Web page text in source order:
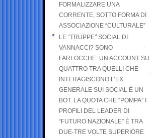
FORMALIZZARE UNA
CORRENTE, SOTTO FORMA DI
ASSOCIAZIONE “CULTURALE”
LE “TRUPPE” SOCIAL DI
VANNACCI? SONO
FARLOCCHE: UN ACCOUNT SU
QUATTRO TRA QUELLI CHE
INTERAGISCONO L’EX
GENERALE SUI SOCIAL È UN
BOT. LA QUOTA CHE “POMPA” I
PROFILI DEL LEADER DI
“FUTURO NAZIONALE” È TRA
DUE-TRE VOLTE SUPERIORE